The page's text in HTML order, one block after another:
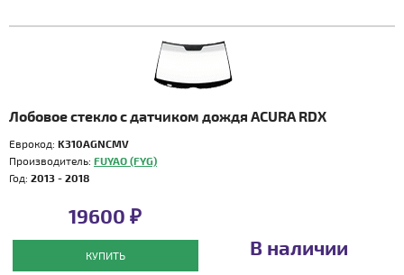
Лобовое стекло с датчиком дождя ACURA RDX
Еврокод: K310AGNCMV
Производитель: FUYAO (FYG)
Год: 2013 - 2018
19600 ₽
КУПИТЬ В наличии